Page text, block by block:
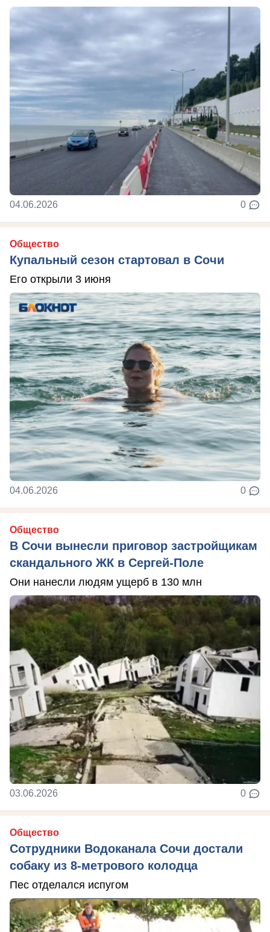
04.06.2026 0
Общество
Купальный сезон стартовал в Сочи
Его открыли 3 июня
04.06.2026 0
Общество
В Сочи вынесли приговор застройщикам
скандального ЖК в Сергей-Поле
Они нанесли людям ущерб в 130 млн
03.06.2026 0
Общество
Сотрудники Водоканала Сочи достали
собаку из 8-метрового колодца
Пес отделался испугом